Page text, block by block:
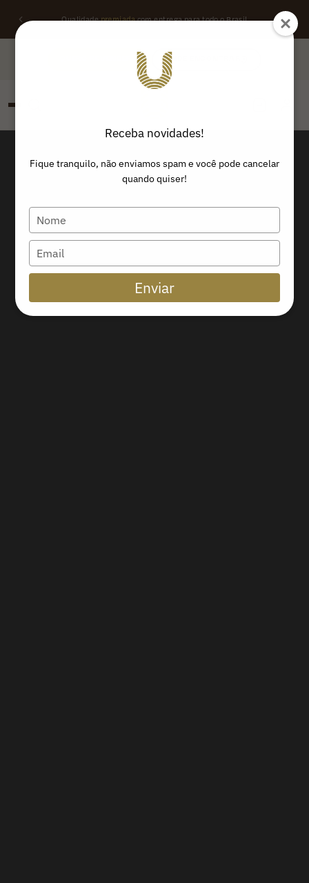
Qualidadepremiadacom entrega para todo o Brasil
ONDE ENCONTRAR
Buscar produtos:
Receba novidades!
Fique tranquilo, não enviamos spam e você pode cancelar
quando quiser!
Type
your
name
Type
your
email
Enviar